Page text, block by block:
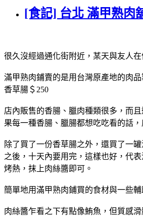
[食記] 台北 滿甲熟肉
很久沒經過通化街附近，某天與友人
滿甲熟肉鋪賣的是用台灣原產地的肉
香草腸＄250
店內販售的香腸、臘肉種類很多，而
果每一種香腸、臘腸都想吃吃看的話
除了買了一份香草腸之外，還買了一
之後，十天內要用完，這樣也好，代
烤熱，抹上肉絲醬即可。
簡單地用滿甲熟肉鋪買的食材與一些
肉絲醬乍看之下有點像鮪魚，但質感